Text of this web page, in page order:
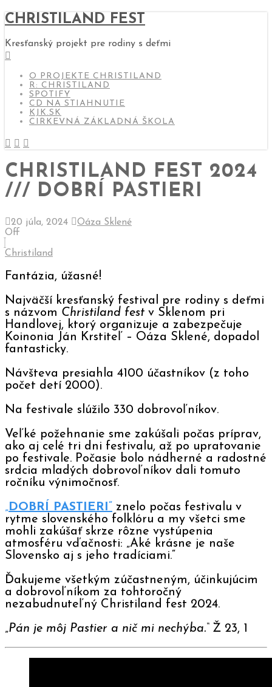
CHRISTILAND FEST
Kresťanský projekt pre rodiny s deťmi
O PROJEKTE CHRISTILAND
R: CHRISTILAND
SPOTIFY
CD NA STIAHNUTIE
KJK.SK
CIRKEVNÁ ZÁKLADNÁ ŠKOLA
CHRISTILAND FEST 2024
/// DOBRÍ PASTIERI
20 júla, 2024
Oáza Sklené
Off
Christiland
Fantázia, úžasné!
Najväčší kresťanský festival pre rodiny s deťmi
s názvom Christiland fest v Sklenom pri
Handlovej, ktorý organizuje a zabezpečuje
Koinonia Ján Krstiteľ – Oáza Sklené, dopadol
fantasticky.
Návšteva presiahla 4100 účastníkov (z toho
počet detí 2000).
Na festivale slúžilo 330 dobrovoľníkov.
Veľké požehnanie sme zakúšali počas príprav,
ako aj celé tri dni festivalu, až po upratovanie
po festivale. Počasie bolo nádherné a radostné
srdcia mladých dobrovoľníkov dali tomuto
ročníku výnimočnosť.
„ DOBRÍ PASTIERI “ znelo počas festivalu v
rytme slovenského folklóru a my všetci sme
mohli zakúšať skrze rôzne vystúpenia
atmosféru vďačnosti: „Aké krásne je naše
Slovensko aj s jeho tradíciami.“
Ďakujeme všetkým zúčastneným, účinkujúcim
a dobrovoľníkom za tohtoročný
nezabudnuteľný Christiland fest 2024.
„Pán je môj Pastier a nič mi nechýba.“Ž 23, 1